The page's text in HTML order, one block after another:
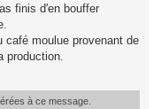
finis d'en bouffer
café moulue provenant de
production.
à ce message.